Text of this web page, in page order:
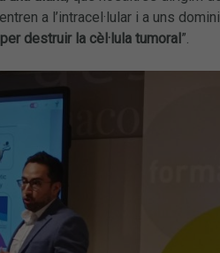
a l’intracel·lular i a uns
per destruir la cèl·lula tumoral ”.